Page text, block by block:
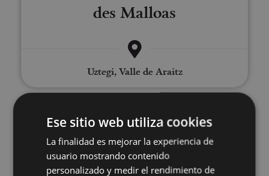
des Malloas
Uztegi, Valle de Araitz
Ese sitio web utiliza cookies
La finalidad es mejorar la experiencia de
usuario mostrando contenido
personalizado y medir el rendimiento de